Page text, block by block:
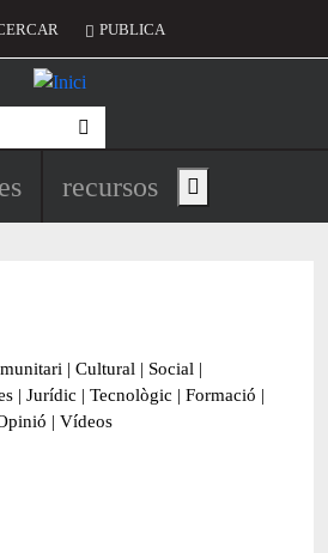
del compte d'usuari
PUBLICA
principal de
recursos Show main menu
| Cultural | Social |
| Jurídic | Tecnològic | Formació |
| Vídeos